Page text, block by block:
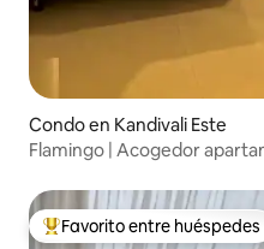
Condo en Kandivali Este
Flamingo | Acogedor
Favorito entre huéspedes
Favorito entre huéspedes